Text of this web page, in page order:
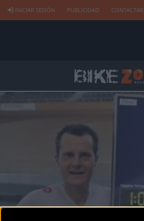
INICIAR SESIÓN PUBLICIDAD CONTACTAR